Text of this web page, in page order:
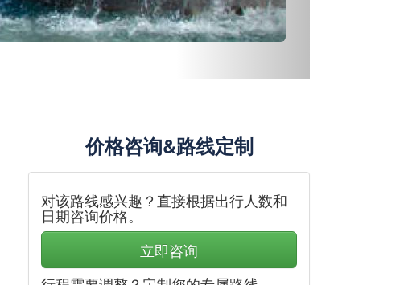
价格咨询&路线定制
对该路线感兴趣？直接根据出行人数和
日期咨询价格。
立即咨询